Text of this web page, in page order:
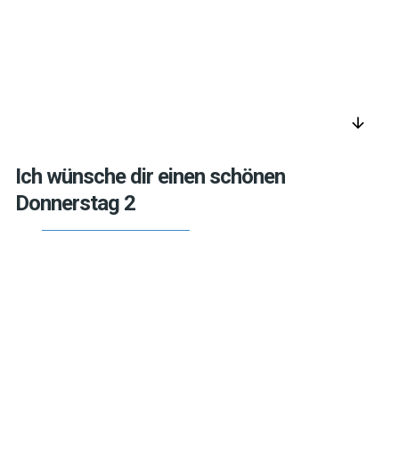
arrow_downward
Ich wünsche dir einen schönen
Donnerstag 2